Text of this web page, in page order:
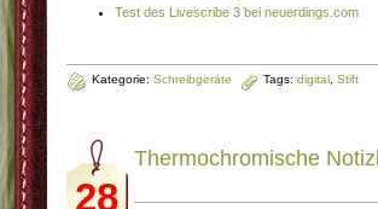
Test des Livescribe 3 bei neuerdings.com
Kategorie: Schreibgeräte Tags: digital Stift
28
Thermochromische